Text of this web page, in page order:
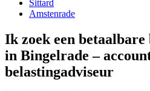
Sittard
Amstenrade
Ik zoek een
in Bingelrade –
belastingadviseur